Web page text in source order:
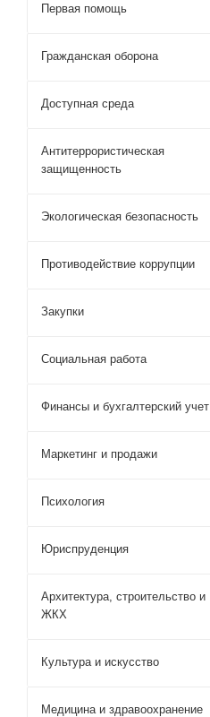
Первая помощь
Гражданская оборона
Доступная среда
Антитеррористическая
защищенность
Экологическая безопасность
Противодействие коррупции
Закупки
Социальная работа
Финансы и бухгалтерский учет
Маркетинг и продажи
Психология
Юриспруденция
Архитектура, строительство и
ЖКХ
Культура и искусство
Медицина и здравоохранение